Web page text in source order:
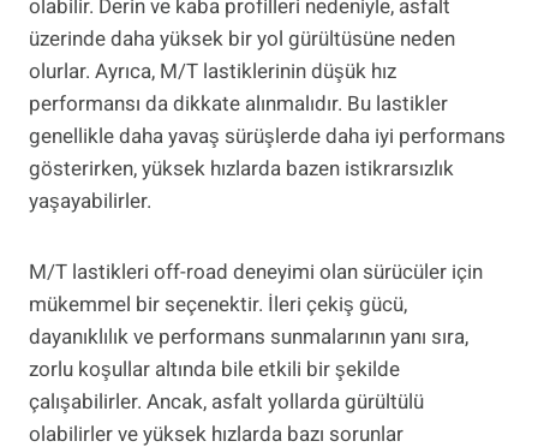
olabilir. Derin ve kaba profilleri nedeniyle, asfalt
üzerinde daha yüksek bir yol gürültüsüne neden
olurlar. Ayrıca, M/T lastiklerinin düşük hız
performansı da dikkate alınmalıdır. Bu lastikler
genellikle daha yavaş sürüşlerde daha iyi performans
gösterirken, yüksek hızlarda bazen istikrarsızlık
yaşayabilirler.
M/T lastikleri off-road deneyimi olan sürücüler için
mükemmel bir seçenektir. İleri çekiş gücü,
dayanıklılık ve performans sunmalarının yanı sıra,
zorlu koşullar altında bile etkili bir şekilde
çalışabilirler. Ancak, asfalt yollarda gürültülü
olabilirler ve yüksek hızlarda bazı sorunlar